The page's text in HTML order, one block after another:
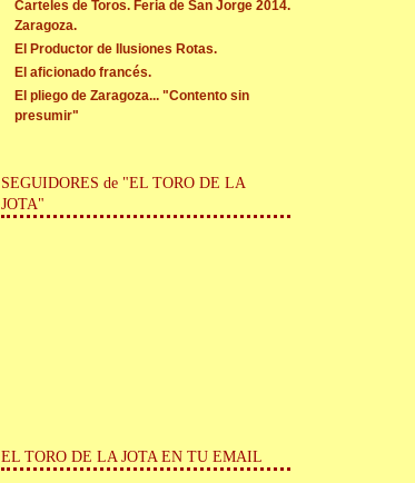
Carteles de Toros. Feria de San Jorge 2014.
Zaragoza.
El Productor de Ilusiones Rotas.
El aficionado francés.
El pliego de Zaragoza... "Contento sin
presumir"
SEGUIDORES de "EL TORO DE LA
JOTA"
EL TORO DE LA JOTA EN TU EMAIL